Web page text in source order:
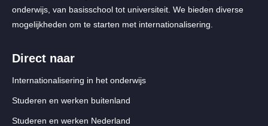
onderwijs, van basisschool tot universiteit. We bieden diverse
mogelijkheden om te starten met internationalisering.
Direct naar
Internationalisering in het onderwijs
Studeren en werken buitenland
Studeren en werken Nederland